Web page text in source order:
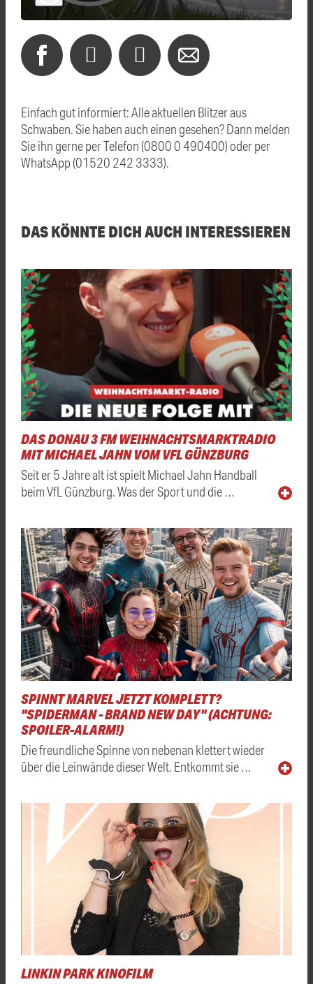
Einfach gut informiert: Alle aktuellen Blitzer aus
Schwaben. Sie haben auch einen gesehen? Dann melden
Sie ihn gerne per Telefon (0800 0 490400) oder per
WhatsApp (01520 242 3333).
DAS KÖNNTE DICH AUCH INTERESSIEREN
DAS DONAU 3 FM WEIHNACHTSMARKTRADIO
MIT MICHAEL JAHN VOM VFL GÜNZBURG
Seit er 5 Jahre alt ist spielt Michael Jahn Handball
beim VfL Günzburg. Was der Sport und die …
SPINNT MARVEL JETZT KOMPLETT?
"SPIDERMAN - BRAND NEW DAY" (ACHTUNG:
SPOILER-ALARM!)
Die freundliche Spinne von nebenan klettert wieder
über die Leinwände dieser Welt. Entkommt sie …
LINKIN PARK KINOFILM